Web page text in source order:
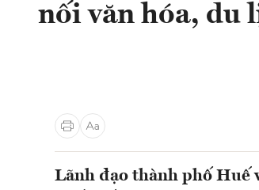
nối văn hóa, du
Lãnh đạo thành phố Huế